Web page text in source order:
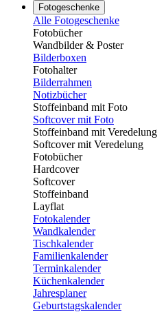
Fotogeschenke
Alle Fotogeschenke
Fotobücher
Wandbilder & Poster
Bilderboxen
Fotohalter
Bilderrahmen
Notizbücher
Stoffeinband mit Foto
Softcover mit Foto
Stoffeinband mit Veredelung
Softcover mit Veredelung
Fotobücher
Hardcover
Softcover
Stoffeinband
Layflat
Fotokalender
Wandkalender
Tischkalender
Familienkalender
Terminkalender
Küchenkalender
Jahresplaner
Geburtstagskalender